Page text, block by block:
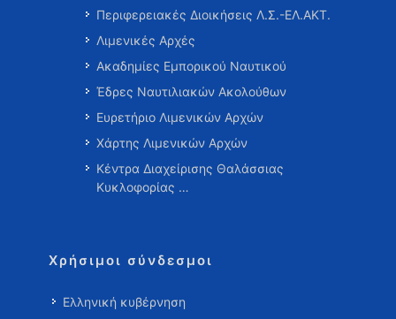
Περιφερειακές Διοικήσεις Λ.Σ.-ΕΛ.ΑΚΤ.
Λιμενικές Αρχές
Ακαδημίες Εμπορικού Ναυτικού
Έδρες Ναυτιλιακών Ακολούθων
Ευρετήριο Λιμενικών Αρχών
Χάρτης Λιμενικών Αρχών
Κέντρα Διαχείρισης Θαλάσσιας
Κυκλοφορίας …
Χρήσιμοι σύνδεσμοι
Ελληνική κυβέρνηση